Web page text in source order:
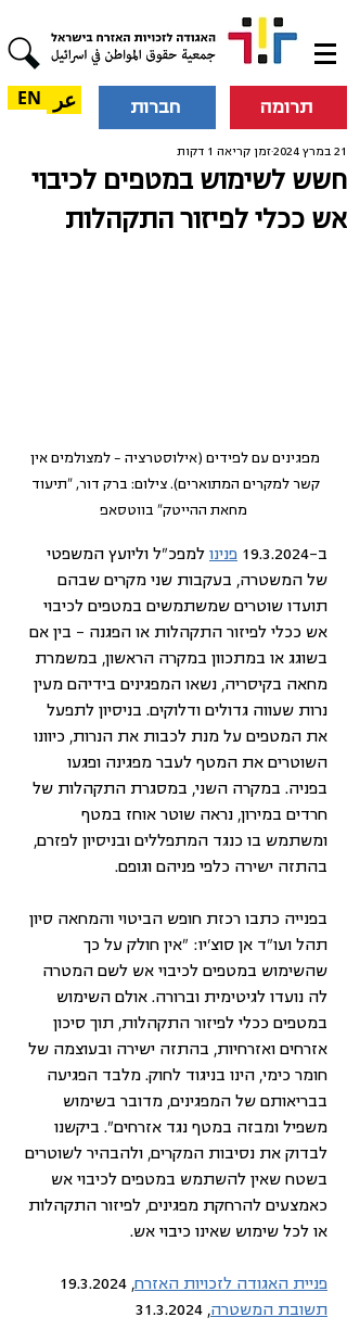
תרומה חברות عر EN
חשש לשימוש במטפים לכיבוי
אש ככלי לפיזור התקהלות
21 במרץ 2024 זמן קריאה 1 דקות
מפגינים עם לפידים (אילוסטרציה - למצולמים אין
קשר למקרים המתוארים). צילום: ברק דור, "תיעוד
מחאת ההייטק" בווטסאפ
ב-19.3.2024 פנינו למפכ"ל וליועץ המשפטי
של המשטרה, בעקבות שני מקרים שבהם
תועדו שוטרים שמשתמשים במטפים לכיבוי
אש ככלי לפיזור התקהלות או הפגנה – בין אם
בשוגג או במתכוון במקרה הראשון, במשמרת
מחאה בקיסריה, נשאו המפגינים בידיהם מעין
נרות שעווה גדולים ודלוקים. בניסיון לתפעל
את המטפים על מנת לכבות את הנרות, כיוונו
השוטרים את המטף לעבר מפגינה ופגעו
בפניה. במקרה השני, במסגרת התקהלות של
חרדים במירון, נראה שוטר אוחז במטף
ומשתמש בו כנגד המתפללים ובניסיון לפזרם,
בהתזה ישירה כלפי פניהם וגופם.
בפנייה כתבו רכזת חופש הביטוי והמחאה סיון
תהל ועו"ד אן סוצ'יו: "אין חולק על כך
שהשימוש במטפים לכיבוי אש לשם המטרה
לה נועדו לגיטימית וברורה. אולם השימוש
במטפים ככלי לפיזור התקהלות, תוך סיכון
אזרחים ואזרחיות, בהתזה ישירה ובעוצמה של
חומר כימי, הינו בניגוד לחוק. מלבד הפגיעה
בבריאותם של המפגינים, מדובר בשימוש
משפיל ומבזה במטף נגד אזרחים". ביקשנו
לבדוק את נסיבות המקרים, ולהבהיר לשוטרים
בשטח שאין להשתמש במטפים לכיבוי אש
כאמצעים להרחקת מפגינים, לפיזור התקהלות
או לכל שימוש שאינו כיבוי אש.
פניית האגודה לזכויות האזרח, 19.3.2024
תשובת המשטרה, 31.3.2024